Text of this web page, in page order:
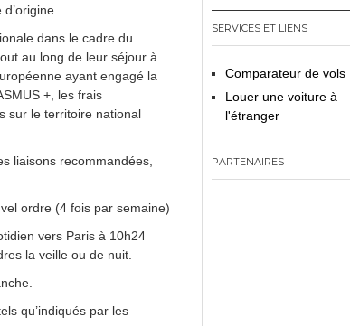
dans le cadre du
au long de leur séjour à
ayant engagé la
+, les frais
sur le territoire national
liaisons recommandées,
ordre (4 fois par semaine)
vers Paris à 10h24
la veille ou de nuit.
qu’indiqués par les
SERVICES ET LIENS
Comparateur de vols
Louer une voiture à
l'étranger
PARTENAIRES